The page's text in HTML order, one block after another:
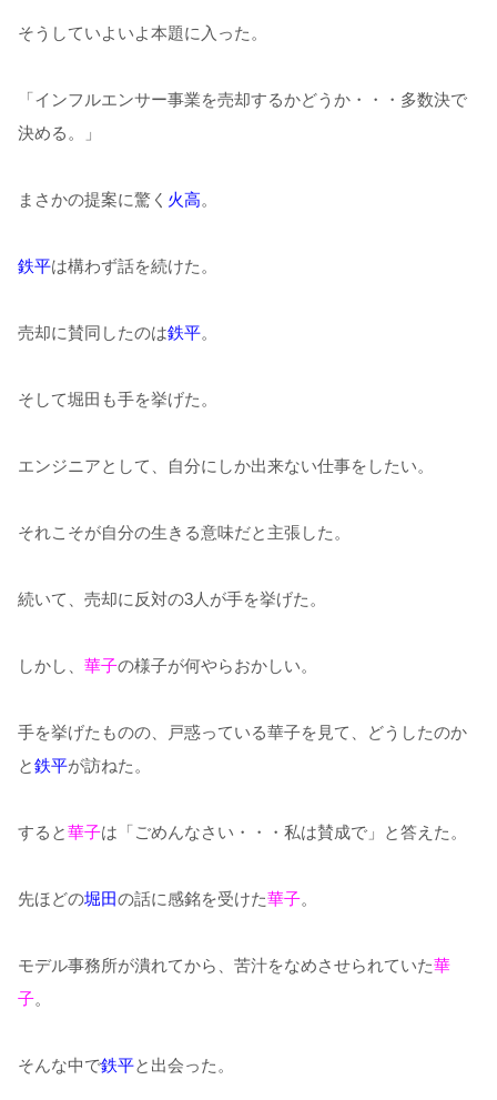
そうしていよいよ本題に入った。
「インフルエンサー事業を売却するかどうか・・・多数決で
決める。」
まさかの提案に驚く 火高。
鉄平は構わず話を続けた。
売却に賛同したのは鉄平。
そして堀田も手を挙げた。
エンジニアとして、自分にしか出来ない仕事をしたい。
それこそが自分の生きる意味だと主張した。
続いて、売却に反対の3人が手を挙げた。
しかし、 華子の様子が何やらおかしい。
手を挙げたものの、戸惑っている華子を見て、どうしたのか
と鉄平が訪ねた。
すると華子は「ごめんなさい・・・私は賛成で」と答えた。
先ほどの堀田の話に感銘を受けた華子。
モデル事務所が潰れてから、苦汁をなめさせられていた華
子。
そんな中で鉄平と出会った。